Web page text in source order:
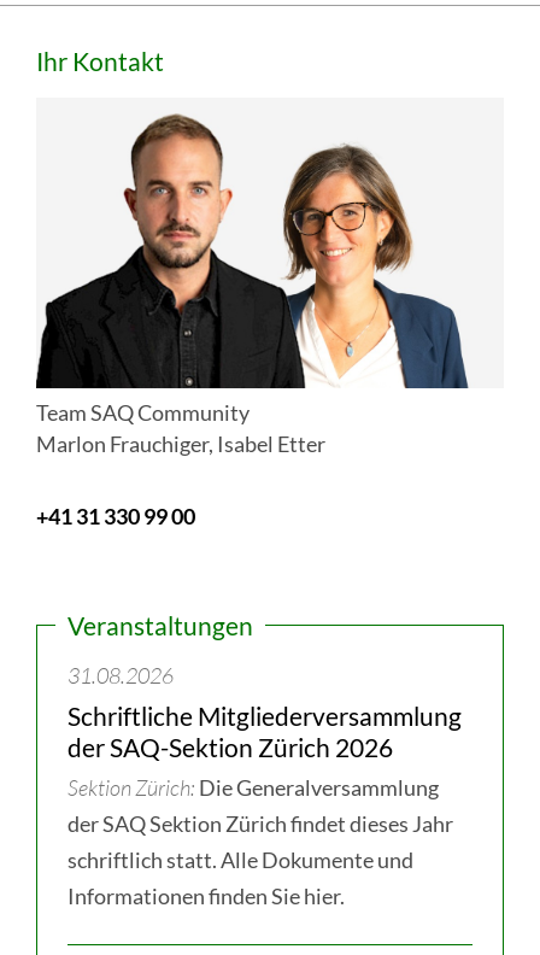
Seitenspalte
Ihr Kontakt
Team SAQ Community
Marlon Frauchiger, Isabel Etter
+41 31 330 99 00
Veranstaltungen
31.08.2026
Schriftliche Mitgliederversammlung
der SAQ-Sektion Zürich 2026
Sektion Zürich Die Generalversammlung
der SAQ Sektion Zürich findet dieses Jahr
schriftlich statt. Alle Dokumente und
Informationen finden Sie hier.